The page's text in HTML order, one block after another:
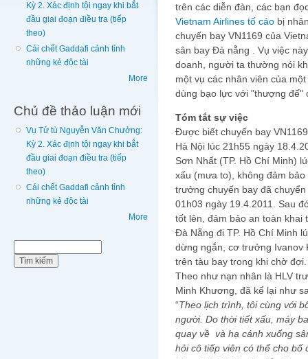
Kỳ 2. Xác định tội ngay khi bắt
đầu giai đoạn điều tra (tiếp
theo)
Cái chết Gaddafi cảnh tỉnh
những kẻ độc tài
More
Chủ đề thảo luận mới
Vụ Tử tù Nguyễn Văn Chưởng:
Kỳ 2. Xác định tội ngay khi bắt
đầu giai đoạn điều tra (tiếp
theo)
Cái chết Gaddafi cảnh tỉnh
những kẻ độc tài
More
trên các diễn đàn, các bạn
Vietnam Airlines tố cáo bị
chuyến bay VN1169 của
sân bay Đà nẵng . Vụ việc
doanh, người ta thường nói
một vụ các nhân viên của
dùng bạo lực với "thượng đế"
Tóm tắt sự việc
Được biết chuyến bay
Hà Nội lúc 21h55 ngày
Sơn Nhất (TP. Hồ Chí Minh)
xấu (mưa to), không đảm
trưởng chuyến bay đã
01h03 ngày 19.4.2011. Sau
tốt lên, đảm bảo an toàn khai
Đà Nẵng đi TP. Hồ Chí Minh
dừng ngắn, cơ trưởng Ivanov
trên tàu bay trong khi chờ đợi.
Theo như nạn nhân là HLV
Minh Khương, đã kể lại như
“Theo lịch trình, tôi cùng với
người. Do thời tiết xấu, máy
quay về và hạ cánh xuống
hỏicô tiếp viên có thể cho bố